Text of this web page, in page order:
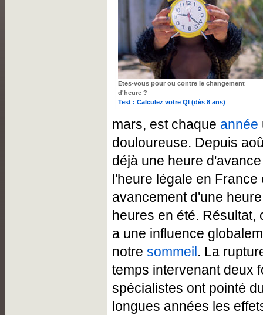
Etes-vous pour ou contre le changement
d'heure ?
Test : Calculez votre QI (dès 8 ans)
mars, est chaque année
douloureuse. Depuis
déjà une heure
l'heure légale en
avancement d'une
heures en été. Résultat,
a une influence
notre sommeil . La
temps intervenant deux
spécialistes ont pointé
longues années les